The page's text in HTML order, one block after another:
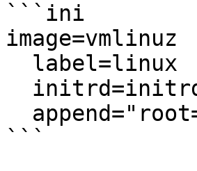
```ini
image=vmlinuz
```